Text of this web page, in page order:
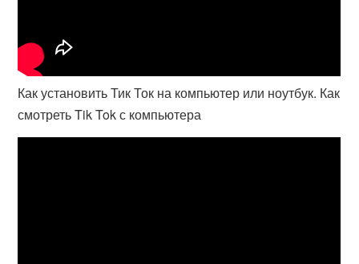
Как установить Тик Ток на компьютер или ноутбук. Как
смотреть Tik Tok с компьютера